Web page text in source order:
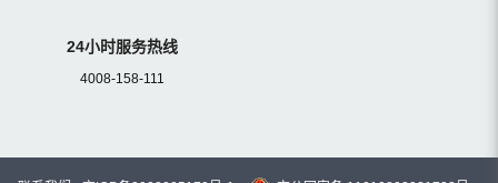
24小时服务热线
4008-158-111